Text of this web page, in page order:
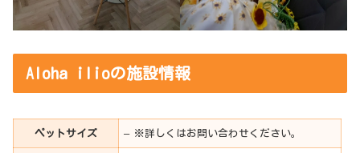
Aloha ilioの施設情報
ペットサイズ – ※詳しくはお問い合わせください。